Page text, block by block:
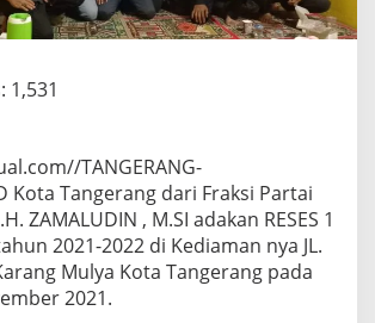
1,531
TANGERANG-
Kota Tangerang dari Fraksi Partai
ZAMALUDIN , M.SI adakan RESES 1
2021-2022 di Kediaman nya JL.
Mulya Kota Tangerang pada
2021.